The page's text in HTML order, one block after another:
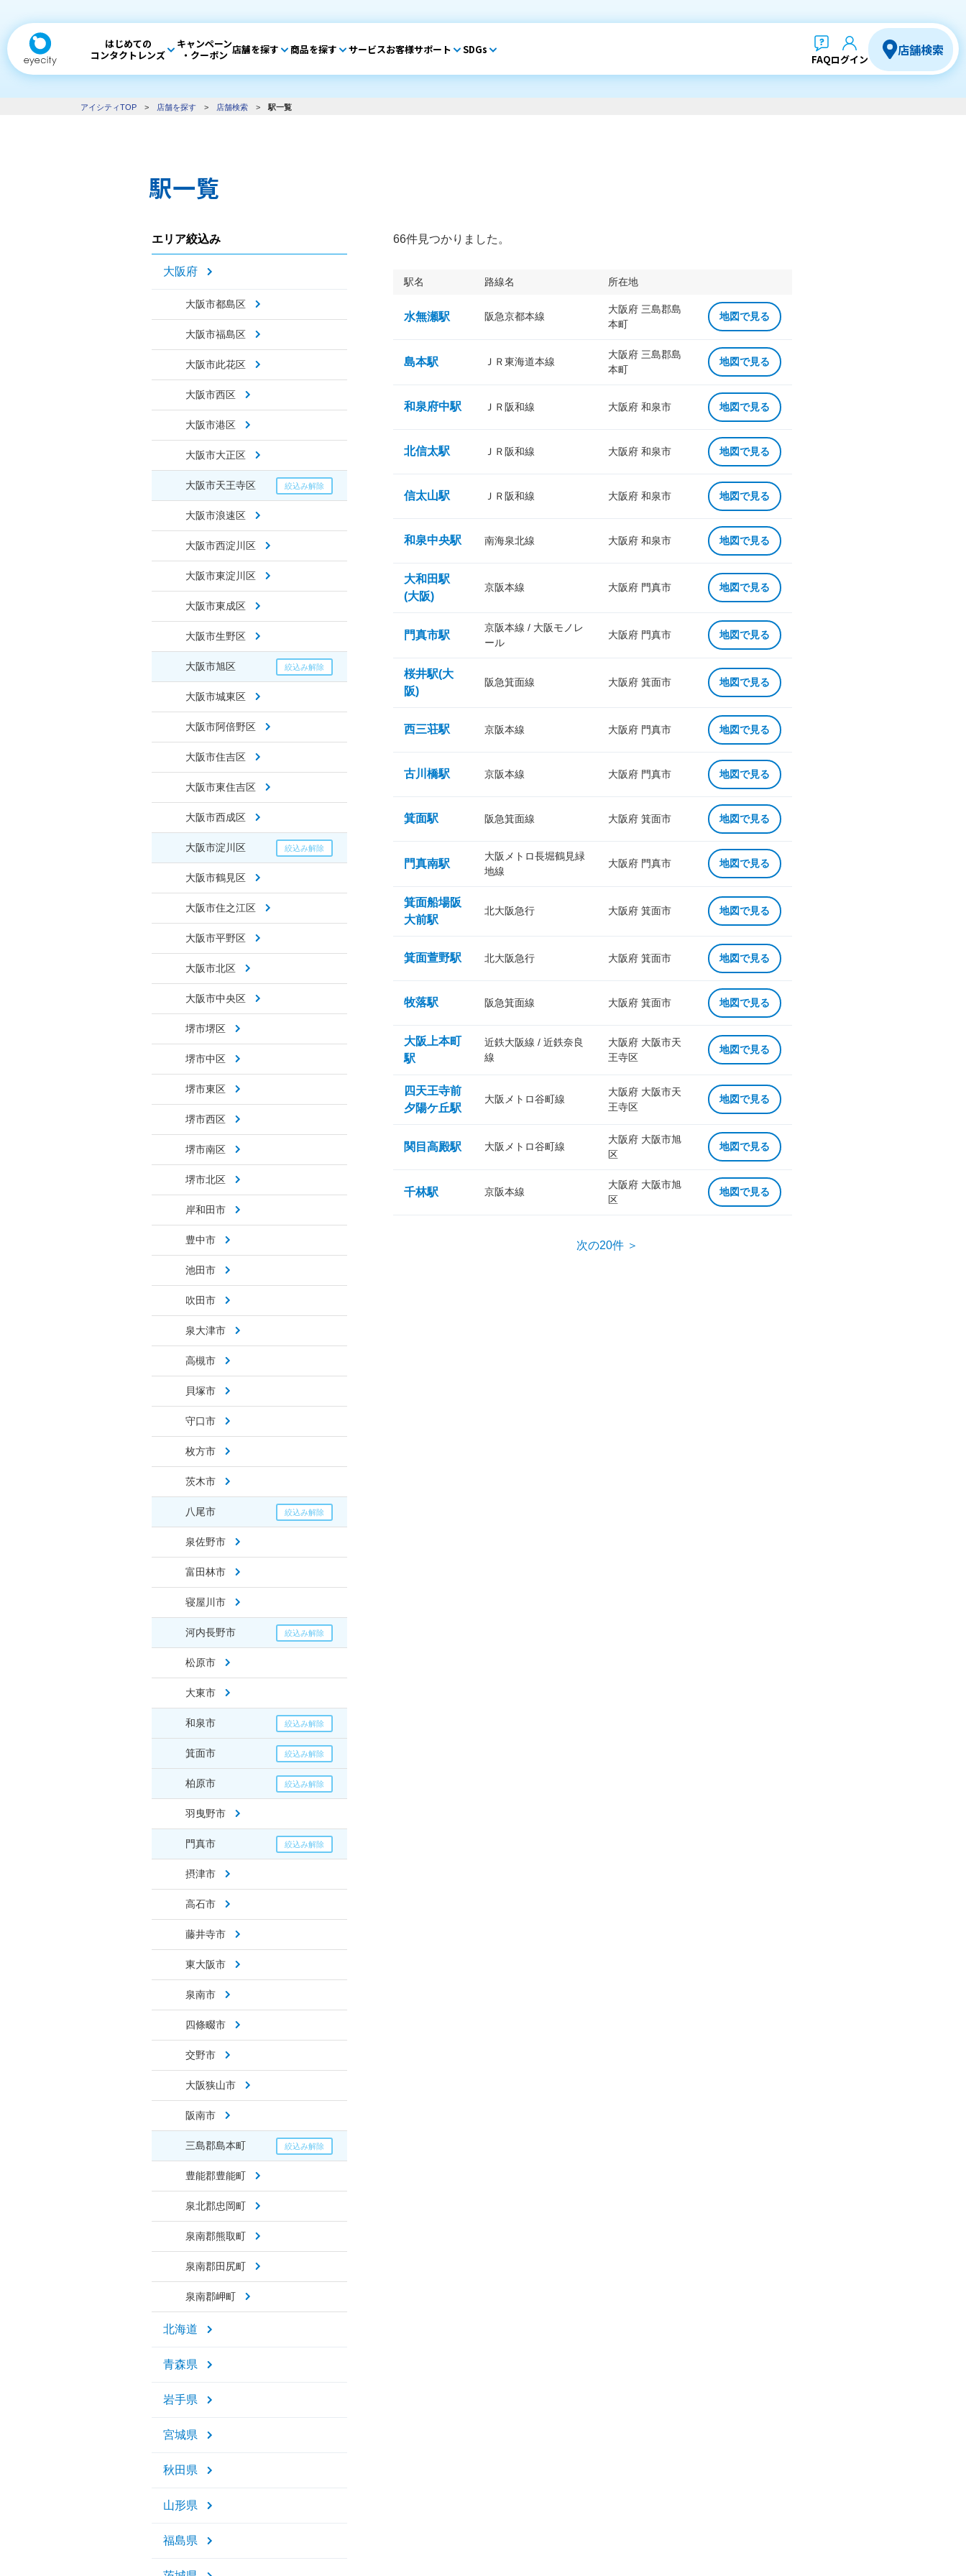
はじめての
コンタクトレンズ
キャンペーン
・クーポン 店舗を探す 商品を探す サービスお客様サポート SDGs
FAQログイン
店舗検索
アイシティTOP > 店舗を探す > 店舗検索 > 駅一覧
駅一覧
エリア絞込み
大阪府
大阪市都島区
大阪市福島区
大阪市此花区
大阪市西区
大阪市港区
大阪市大正区
大阪市天王寺区
大阪市浪速区
大阪市西淀川区
大阪市東淀川区
大阪市東成区
大阪市生野区
大阪市旭区
大阪市城東区
大阪市阿倍野区
大阪市住吉区
大阪市東住吉区
大阪市西成区
大阪市淀川区
大阪市鶴見区
大阪市住之江区
大阪市平野区
大阪市北区
大阪市中央区
堺市堺区
堺市中区
堺市東区
堺市西区
堺市南区
堺市北区
岸和田市
豊中市
池田市
吹田市
泉大津市
高槻市
貝塚市
守口市
枚方市
茨木市
八尾市
泉佐野市
富田林市
寝屋川市
河内長野市
松原市
大東市
和泉市
箕面市
柏原市
羽曳野市
門真市
摂津市
高石市
藤井寺市
東大阪市
泉南市
四條畷市
交野市
大阪狭山市
阪南市
三島郡島本町
豊能郡豊能町
泉北郡忠岡町
泉南郡熊取町
泉南郡田尻町
泉南郡岬町
北海道
青森県
岩手県
宮城県
秋田県
山形県
福島県
66件見つかりました。
駅名 路線名 所在地
水無瀬駅 阪急京都本線
大阪府 三島郡島
本町
地図で見る
島本駅 ＪＲ東海道本線
大阪府 三島郡島
本町
地図で見る
和泉府中駅 ＪＲ阪和線 大阪府 和泉市 地図で見る
北信太駅 ＪＲ阪和線 大阪府 和泉市 地図で見る
信太山駅 ＪＲ阪和線 大阪府 和泉市 地図で見る
和泉中央駅 南海泉北線 大阪府 和泉市 地図で見る
大和田駅
(大阪)
京阪本線 大阪府 門真市 地図で見る
門真市駅
京阪本線 / 大阪モノレ
ール
大阪府 門真市 地図で見る
桜井駅(大
阪)
阪急箕面線 大阪府 箕面市 地図で見る
西三荘駅 京阪本線 大阪府 門真市 地図で見る
古川橋駅 京阪本線 大阪府 門真市 地図で見る
箕面駅 阪急箕面線 大阪府 箕面市 地図で見る
門真南駅
大阪メトロ長堀鶴見緑
地線
大阪府 門真市 地図で見る
箕面船場阪
大前駅
北大阪急行 大阪府 箕面市 地図で見る
箕面萱野駅 北大阪急行 大阪府 箕面市 地図で見る
牧落駅 阪急箕面線 大阪府 箕面市 地図で見る
大阪上本町
駅
近鉄大阪線 / 近鉄奈良
線
大阪府 大阪市天
王寺区
地図で見る
四天王寺前
夕陽ケ丘駅
大阪メトロ谷町線
大阪府 大阪市天
王寺区
地図で見る
関目高殿駅 大阪メトロ谷町線
大阪府 大阪市旭
区
地図で見る
千林駅 京阪本線
大阪府 大阪市旭
区
地図で見る
次の20件 ＞